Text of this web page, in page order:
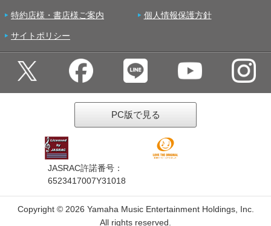
特約店様・書店様ご案内 個人情報保護方針
サイトポリシー
PC版で見る
JASRAC許諾番号：
6523417007Y31018
Copyright © 2026 Yamaha Music Entertainment Holdings, Inc.
All rights reserved.